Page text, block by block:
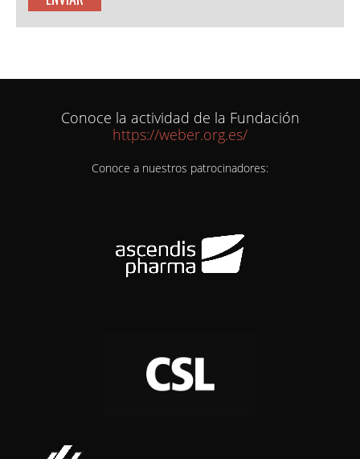
Conoce la actividad de la Fundación
https://weber.org.es/
Conoce a nuestros patrocinadores: